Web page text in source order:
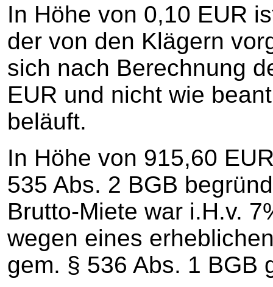
In Höhe von 0,10 EUR
der von den Klägern
sich nach Berechnung
EUR und nicht wie
beläuft.
In Höhe von 915,60
535 Abs. 2 BGB
Brutto-Miete war i.H.v.
wegen eines
gem. § 536 Abs. 1 BGB